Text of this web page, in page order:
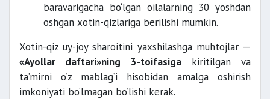
baravarigacha bo‘lgan oilalarning 30 yoshdan
oshgan xotin-qizlariga berilishi mumkin.
Xotin-qiz uy-joy sharoitini yaxshilashga muhtojlar —
«Ayollar daftari»ning 3-toifasigakiritilgan va
ta’mirni o‘z mablag‘i hisobidan amalga oshirish
imkoniyati bo‘lmagan bo‘lishi kerak.